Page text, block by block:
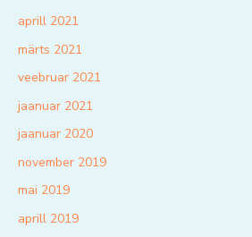
aprill 2021
märts 2021
veebruar 2021
jaanuar 2021
jaanuar 2020
november 2019
mai 2019
aprill 2019